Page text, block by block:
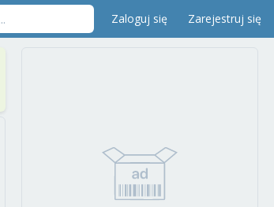
Zaloguj się Zarejestruj się